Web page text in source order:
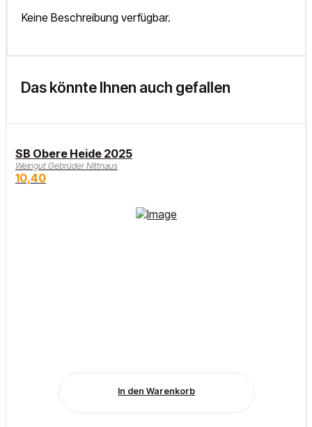
Keine Beschreibung verfügbar.
Das könnte Ihnen auch gefallen
SB Obere Heide 2025
Weingut Gebrüder Nittnaus
10,40
In den Warenkorb